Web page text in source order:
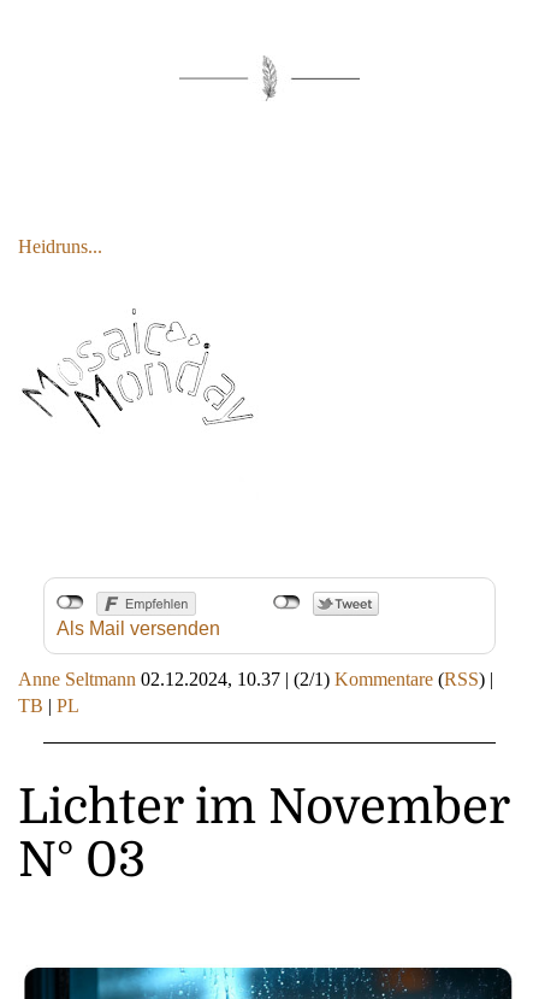
Heidruns...
Als Mail versenden
Anne Seltmann 02.12.2024, 10.37 | (2/1) Kommentare (RSS) |
TB | PL
Lichter im November
N° 03